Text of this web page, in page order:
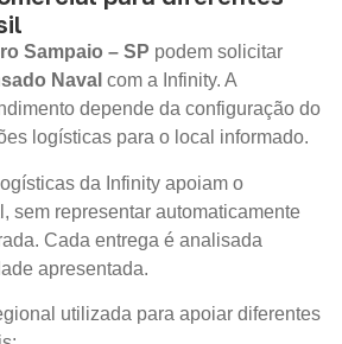
Sampaio – SP podem solicitar
Naval com a Infinity. A
depende da configuração do
logísticas para o local informado.
da Infinity apoiam o
sem representar automaticamente
Cada entrega é analisada
apresentada.
utilizada para apoiar diferentes